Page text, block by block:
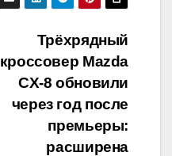
Трёхрядный
кроссовер Mazda
CX-8 обновили
через год после
премьеры:
расширена